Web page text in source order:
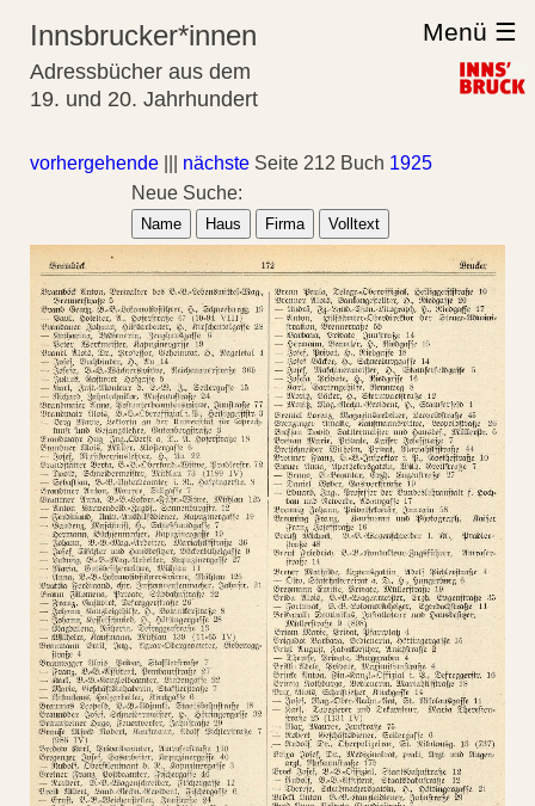
Innsbrucker*innen
Adressbücher aus dem
19. und 20. Jahrhundert
Menü ☰
vorhergehende nächste Seite 212 Buch 1925
Neue Suche:
Name Haus Firma Volltext